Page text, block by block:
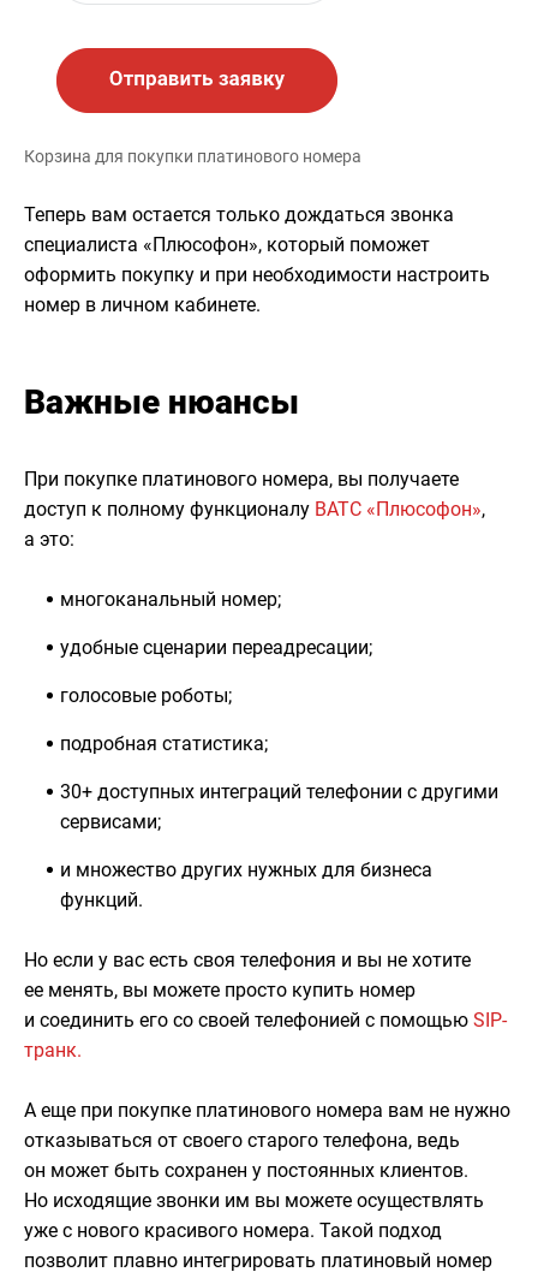
Корзина для покупки платинового номера
Теперь вам остается только дождаться звонка
специалиста «Плюсофон», который поможет
оформить покупку и при необходимости настроить
номер в личном кабинете.
Важные нюансы
При покупке платинового номера, вы получаете
доступ к полному функционалу ВАТС «Плюсофон»,
а это:
многоканальный номер;
удобные сценарии переадресации;
голосовые роботы;
подробная статистика;
30+ доступных интеграций телефонии с другими
сервисами;
и множество других нужных для бизнеса
функций.
Но если у вас есть своя телефония и вы не хотите
ее менять, вы можете просто купить номер
и соединить его со своей телефонией с помощью SIP-
транк.
А еще при покупке платинового номера вам не нужно
отказываться от своего старого телефона, ведь
он может быть сохранен у постоянных клиентов.
Но исходящие звонки им вы можете осуществлять
уже с нового красивого номера. Такой подход
позволит плавно интегрировать платиновый номер